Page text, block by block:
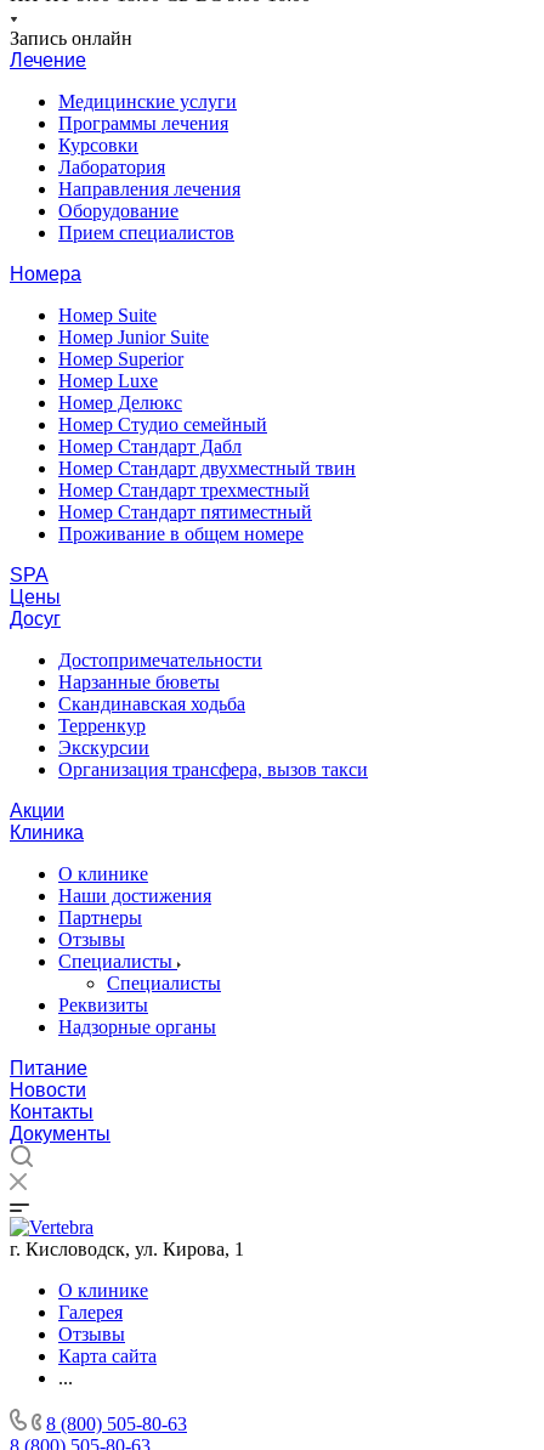
Запись онлайн
Лечение
Медицинские услуги
Программы лечения
Курсовки
Лаборатория
Направления лечения
Оборудование
Прием специалистов
Номера
Номер Suite
Номер Junior Suite
Номер Superior
Номер Luxe
Номер Делюкс
Номер Студио семейный
Номер Стандарт Дабл
Номер Стандарт двухместный твин
Номер Стандарт трехместный
Номер Стандарт пятиместный
Проживание в общем номере
SPA
Цены
Досуг
Достопримечательности
Нарзанные бюветы
Скандинавская ходьба
Терренкур
Экскурсии
Организация трансфера, вызов такси
Акции
Клиника
О клинике
Наши достижения
Партнеры
Отзывы
Специалисты
Специалисты
Реквизиты
Надзорные органы
Питание
Новости
Контакты
Документы
г. Кисловодск, ул. Кирова, 1
О клинике
Галерея
Отзывы
Карта сайта
...
8 (800) 505-80-63
8 (800) 505-80-63